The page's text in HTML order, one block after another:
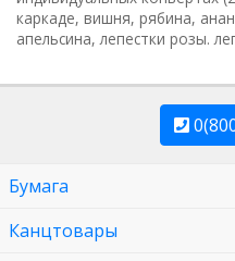
каркаде, вишня, рябина,
апельсина, лепестки розы.
Бумага
Канцтовары